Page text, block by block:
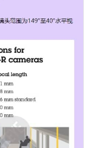
引导和旋转固
需的视野和水平
号AXIS M31-R
级既快捷又容
为仅需一根电
决方案非常适
像传感器大小
度（彩色）
大帧数 30 焦
基线，
存储（内存卡
IK08 防护等